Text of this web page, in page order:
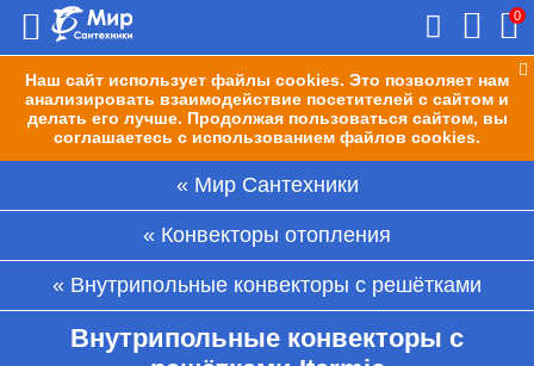
Наш сайт использует файлы cookies. Это позволяет нам
анализировать взаимодействие посетителей с сайтом и
делать его лучше. Продолжая пользоваться сайтом, вы
соглашаетесь с использованием файлов cookies.
0
Мир Сантехники
Конвекторы отопления
Внутрипольные конвекторы с решётками
Внутрипольные конвекторы с